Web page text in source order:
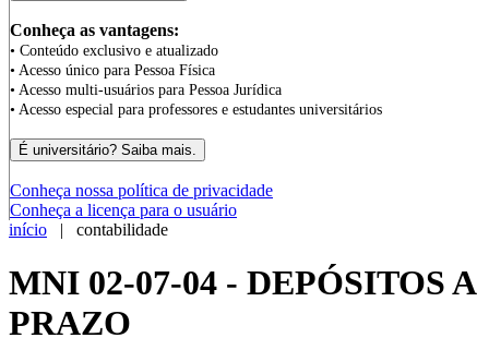
Conheça as vantagens:
• Conteúdo exclusivo e atualizado
• Acesso único para Pessoa Física
• Acesso multi-usuários para Pessoa Jurídica
• Acesso especial para professores e estudantes universitários
Conheça nossa política de privacidade
Conheça a licença para o usuário
início | contabilidade
MNI 02-07-04 - DEPÓSITOS A
PRAZO